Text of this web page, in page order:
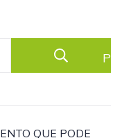
QUE PODE